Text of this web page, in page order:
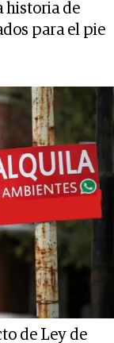
historia de
para el pie
de Ley de